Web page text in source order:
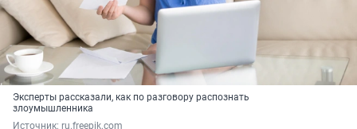
Эксперты рассказали, как по разговору распознать
злоумышленника
Источник: ru.freepik.com